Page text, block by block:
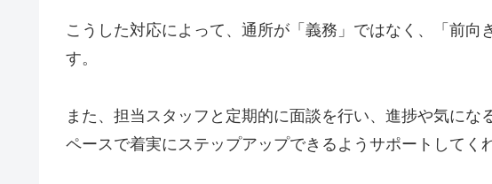
こうした対応によって、通所が「義務」ではなく、「前向
す。
また、担当スタッフと定期的に面談を行い、進捗や気に
ペースで着実にステップアップできるようサポートしてく